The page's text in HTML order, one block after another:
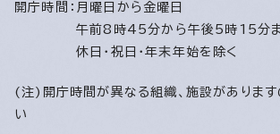
開庁時間： 月曜日から金曜日
午前8時45分から午後5時15分
休日・祝日・年末年始を除く
(注)開庁時間が異なる組織、施設がありま
い